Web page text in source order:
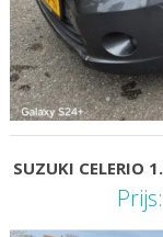
SUZUKI CELERIO
Prijs: